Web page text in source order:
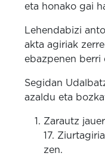
eta honako gai
Lehendabizi
akta agiriak
ebazpenen berri
Segidan
azaldu eta
Zarautz
17.
zen.